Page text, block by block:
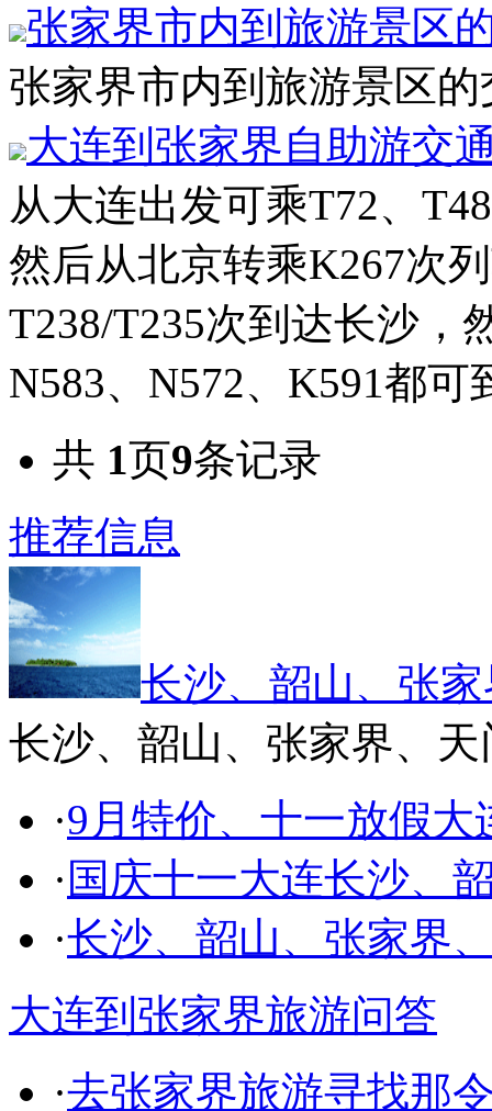
张家界市内到旅游景区
张家界市内到旅游景区的
大连到张家界自助游交
从大连出发可乘T72、
然后从北京转乘K267次
T238/T235次到达长沙，
N583、N572、K591都可
共 1页9条记录
推荐信息
长沙、韶山、张
长沙、韶山、张家界、
·9月特价、十一放假
· 国庆十一大连长沙、
·长沙、韶山、张家界
大连到张家界旅游问答
·去张家界旅游寻找那